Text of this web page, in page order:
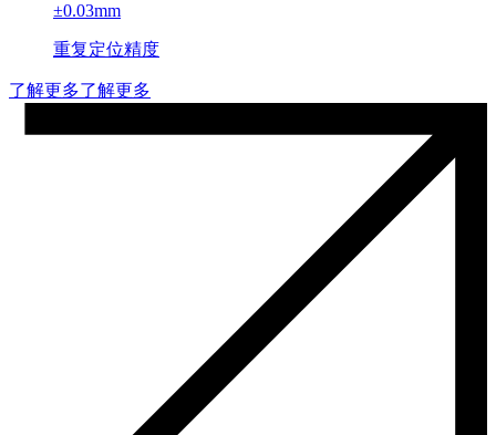
±0.03mm
重复定位精度
了解更多了解更多